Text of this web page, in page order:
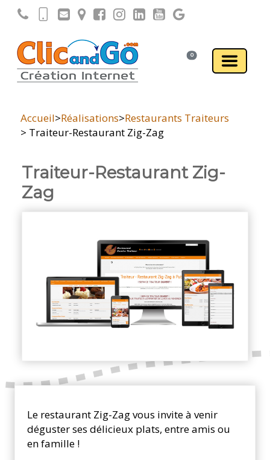
0
Accueil>Réalisations>Restaurants Traiteurs
> Traiteur-Restaurant Zig-Zag
Traiteur-Restaurant Zig-
Zag
Le restaurant Zig-Zag vous invite à venir
déguster ses délicieux plats, entre amis ou
en famille !